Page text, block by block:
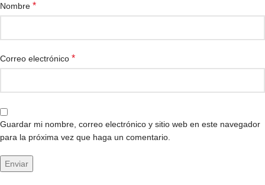
Nombre *
Correo electrónico *
Guardar mi nombre, correo electrónico y sitio web en este navegador
para la próxima vez que haga un comentario.